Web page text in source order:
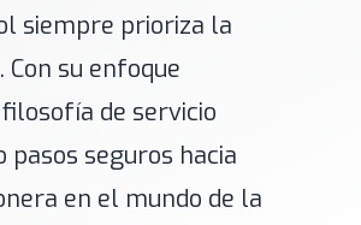
siempre prioriza la
su enfoque
de servicio
seguros hacia
en el mundo de la